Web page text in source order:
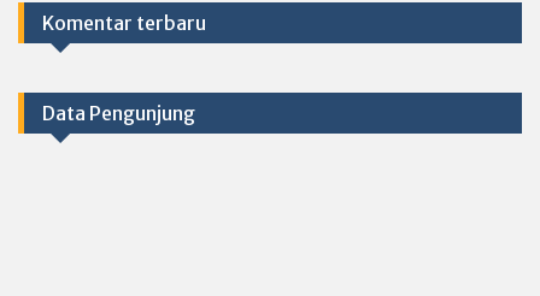
Komentar terbaru
Data Pengunjung